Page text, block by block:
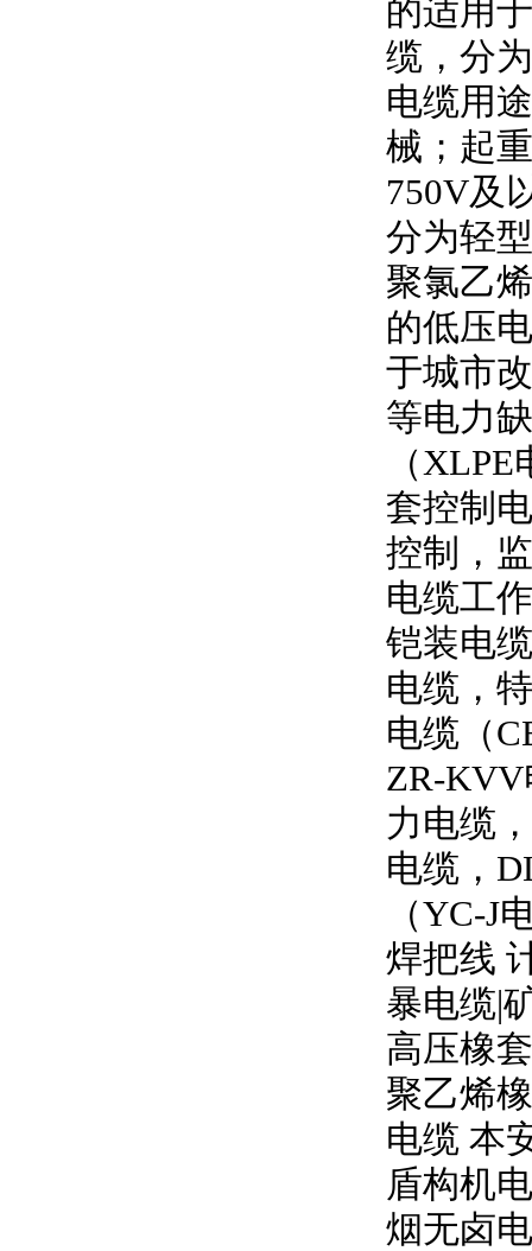
的适用
缆，分
电缆用
械；起
750V及
分为轻
聚氯乙
的低压
于城市
等电力
（XLPE
套控制
控制，
电缆工
铠装电
电缆，
电缆（
ZR-KVV
力电缆，
电缆，
（YC-J
焊把线
暴电缆
高压橡
聚乙烯
电缆 本
盾构机
烟无卤